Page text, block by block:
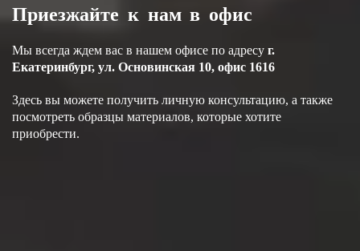
Приезжайте к нам в офис
Мы всегда ждем вас в нашем офисе по адресу г.
Екатеринбург, ул. Основинская 10, офис 1616
Здесь вы можете получить личную консультацию, а также
посмотреть образцы материалов, которые хотите
приобрести.